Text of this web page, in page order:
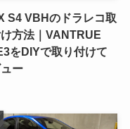
S4 VBHのドラレコ取
け方法｜VANTRUE
をDIYで取り付けて
ー